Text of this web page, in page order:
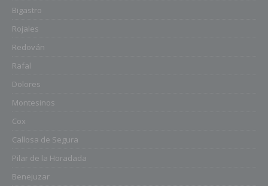
Bigastro
Rojales
Redován
Rafal
Dolores
Montesinos
Cox
Callosa de Segura
Pilar de la Horadada
Benejuzar